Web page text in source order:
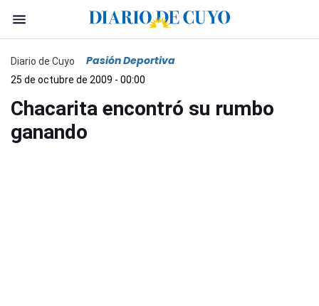
Diario de Cuyo Pasión Deportiva
25 de octubre de 2009 - 00:00
Chacarita encontró su rumbo
ganando